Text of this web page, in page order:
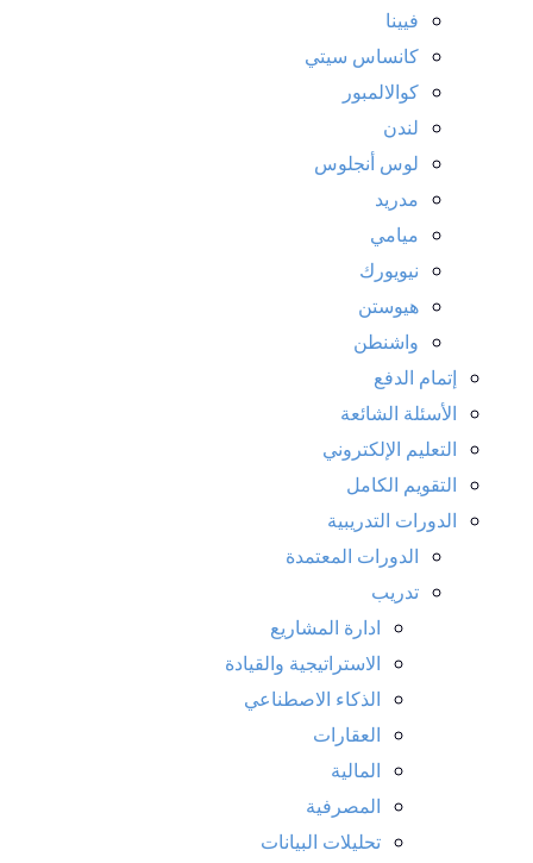
فيينا
كانساس سيتي
كوالالمبور
لندن
لوس أنجلوس
مدريد
ميامي
نيويورك
هيوستن
واشنطن
إتمام الدفع
الأسئلة الشائعة
التعليم الإلكتروني
التقويم الكامل
الدورات التدريبية
الدورات المعتمدة
تدريب
ادارة المشاريع
الاستراتيجية والقيادة
الذكاء الاصطناعي
العقارات
المالية
المصرفية
تحليلات البيانات